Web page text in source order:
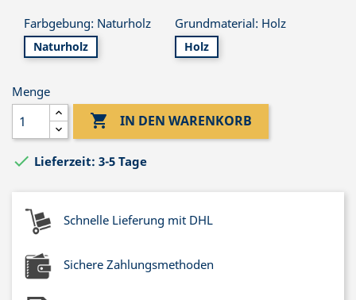
Farbgebung: Naturholz
Naturholz
Grundmaterial: Holz
Holz
Menge
 IN DEN WARENKORB
 Lieferzeit: 3-5 Tage
Schnelle Lieferung mit DHL
Sichere Zahlungsmethoden